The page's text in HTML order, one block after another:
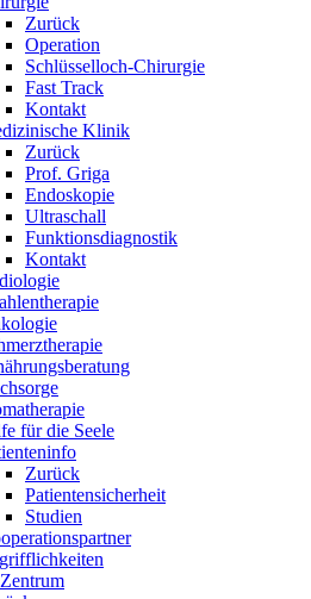
Zurück
Operation
Schlüsselloch-Chirurgie
Fast Track
Kontakt
Klinik
Zurück
Prof. Griga
Endoskopie
Ultraschall
Funktionsdiagnostik
Kontakt
für die Seele
Zurück
Patientensicherheit
Studien